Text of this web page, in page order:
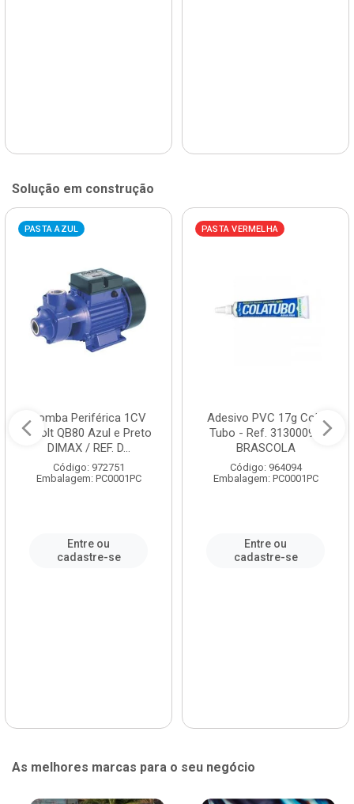
Solução em construção
PASTA AZUL
Bomba Periférica 1CV
Bivolt QB80 Azul e Preto
DIMAX / REF. D...
Código: 972751
Embalagem: PC0001PC
Entre ou
cadastre-se
PASTA VERMELHA
Adesivo PVC 17g Cola
Tubo - Ref. 3130009 -
BRASCOLA
Código: 964094
Embalagem: PC0001PC
Entre ou
cadastre-se
As melhores marcas para o seu negócio